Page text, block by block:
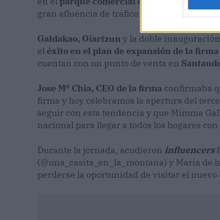
gran afluencia de tráfico de gente, sobre
Galdakao, Oiartzun y la doble
el éxito en el plan de expansión de la firma
cuentan con un punto de venta en
Jose Mº Chia, CEO de la firma confirmaba
firma y hoy celebramos la apertura del
seguir con esta tendencia y que Mimma
nacional para llegar a todos los hogares
Durante la jornada, acudieron influencers
(@una_casita_en_la_montana) y María de
perderse la oportunidad de visitar el